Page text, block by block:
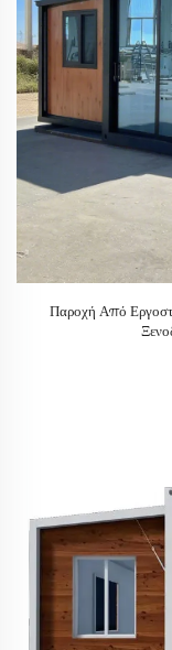
Παροχή Από